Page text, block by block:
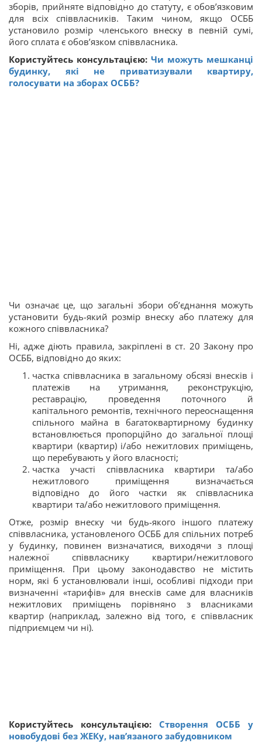
зборів, прийняте відповідно до статуту, є обов’язковим
для всіх співвласників. Таким чином, якщо ОСББ
установило розмір членського внеску в певній сумі,
його сплата є обов’язком співвласника.
Користуйтесь консультацією: Чи можуть мешканці
будинку, які не приватизували квартиру,
голосувати на зборах ОСББ?
Чи означає це, що загальні збори об’єднання можуть
установити будь-який розмір внеску або платежу для
кожного співвласника?
Ні, адже діють правила, закріплені в ст. 20 Закону про
ОСББ, відповідно до яких:
частка співвласника в загальному обсязі внесків і
платежів на утримання, реконструкцію,
реставрацію, проведення поточного й
капітального ремонтів, технічного переоснащення
спільного майна в багатоквартирному будинку
встановлюється пропорційно до загальної площі
квартири (квартир) і/або нежитлових приміщень,
що перебувають у його власності;
частка участі співвласника квартири та/або
нежитлового приміщення визначається
відповідно до його частки як співвласника
квартири та/або нежитлового приміщення.
Отже, розмір внеску чи будь-якого іншого платежу
співвласника, установленого ОСББ для спільних потреб
у будинку, повинен визначатися, виходячи з площі
належної співвласнику квартири/нежитлового
приміщення. При цьому законодавство не містить
норм, які б установлювали інші, особливі підходи при
визначенні «тарифів» для внесків саме для власників
нежитлових приміщень порівняно з власниками
квартир (наприклад, залежно від того, є співвласник
підприємцем чи ні).
Користуйтесь консультацією: Створення ОСББ у
новобудові без ЖЕКу, нав’язаного забудовником